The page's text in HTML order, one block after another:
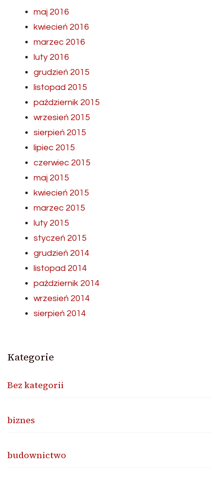
maj 2016
kwiecień 2016
marzec 2016
luty 2016
grudzień 2015
listopad 2015
październik 2015
wrzesień 2015
sierpień 2015
lipiec 2015
czerwiec 2015
maj 2015
kwiecień 2015
marzec 2015
luty 2015
styczeń 2015
grudzień 2014
listopad 2014
październik 2014
wrzesień 2014
sierpień 2014
Kategorie
Bez kategorii
biznes
budownictwo